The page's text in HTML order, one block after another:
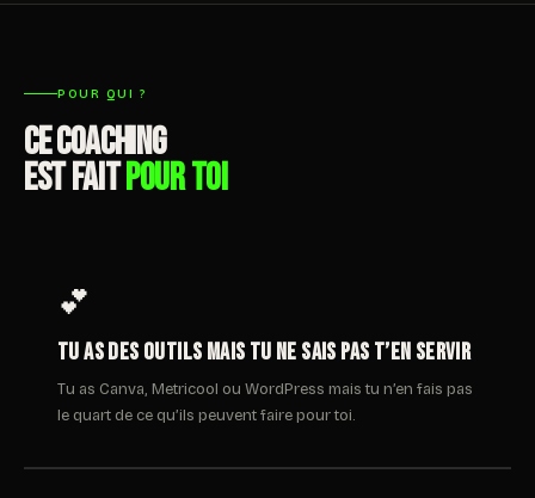
POUR QUI ?
CE COACHING
EST FAITPOUR TOI
💕
Tu as des outils mais tu ne sais pas t’en servir
Tu as Canva, Metricool ou WordPress mais tu n’en fais pas
le quart de ce qu’ils peuvent faire pour toi.